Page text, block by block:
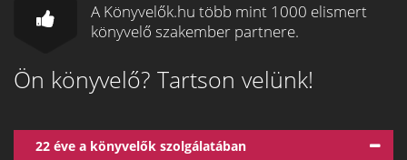
A Könyvelők.hu több mint 1000 elismert
könyvelő szakember partnere.
Ön könyvelő? Tartson velünk!
22 éve a könyvelők szolgálatában